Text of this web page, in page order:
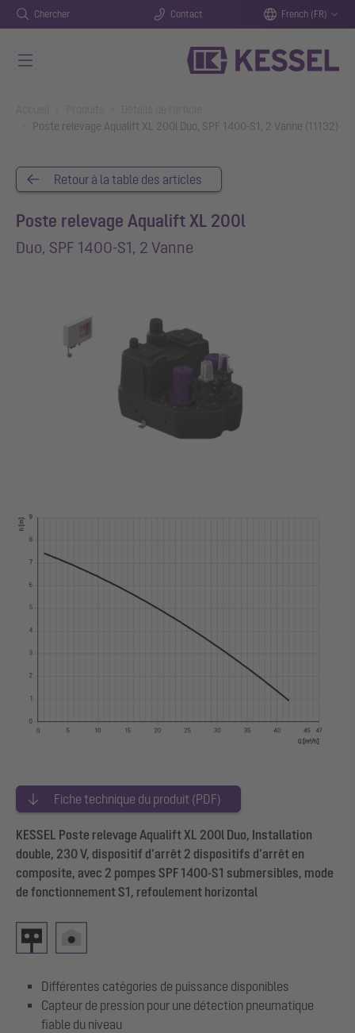
Chercher Contact French (FR)
Poste relevage Aqualift XL 200l Duo, SPF 1400-S1, 2 Vanne (11132)
Retour à la table des articles
Poste relevage Aqualift XL 200l
Duo, SPF 1400-S1, 2 Vanne
Fiche technique du produit (PDF)
KESSEL Poste relevage Aqualift XL 200l Duo, Installation
double, 230 V, dispositif d’arrêt 2 dispositifs d’arrêt en
composite, avec 2 pompes SPF 1400-S1 submersibles, mode
de fonctionnement S1, refoulement horizontal
Différentes catégories de puissance disponibles
Capteur de pression pour une détection pneumatique
fiable du niveau